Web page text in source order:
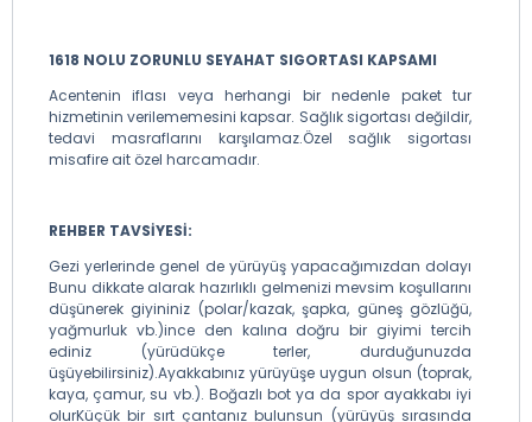
1618 NOLU ZORUNLU SEYAHAT SIGORTASI KAPSAMI
Acentenin iflası veya herhangi bir nedenle paket tur
hizmetinin verilememesini kapsar. Sağlık sigortası değildir,
tedavi masraflarını karşılamaz.Özel sağlık sigortası
misafire ait özel harcamadır.
REHBER TAVSİYESİ:
Gezi yerlerinde genel de yürüyüş yapacağımızdan dolayı
Bunu dikkate alarak hazırlıklı gelmenizi mevsim koşullarını
düşünerek giyininiz (polar/kazak, şapka, güneş gözlüğü,
yağmurluk vb.)ince den kalına doğru bir giyimi tercih
ediniz (yürüdükçe terler, durduğunuzda
üşüyebilirsiniz).Ayakkabınız yürüyüşe uygun olsun (toprak,
kaya, çamur, su vb.). Boğazlı bot ya da spor ayakkabı iyi
olurKüçük bir sırt çantanız bulunsun (yürüyüş sırasında